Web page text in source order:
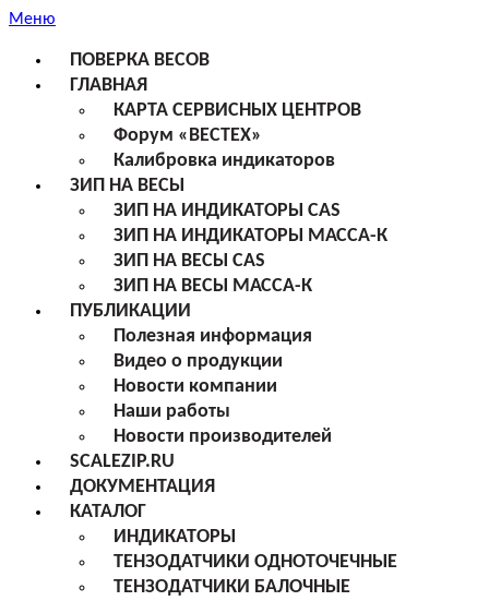
Меню
ПОВЕРКА ВЕСОВ
ГЛАВНАЯ
КАРТА СЕРВИСНЫХ ЦЕНТРОВ
Форум «ВЕСТЕХ»
Калибровка индикаторов
ЗИП НА ВЕСЫ
ЗИП НА ИНДИКАТОРЫ CAS
ЗИП НА ИНДИКАТОРЫ МАССА-К
ЗИП НА ВЕСЫ CAS
ЗИП НА ВЕСЫ МАССА-К
ПУБЛИКАЦИИ
Полезная информация
Видео о продукции
Новости компании
Наши работы
Новости производителей
SCALEZIP.RU
ДОКУМЕНТАЦИЯ
КАТАЛОГ
ИНДИКАТОРЫ
ТЕНЗОДАТЧИКИ ОДНОТОЧЕЧНЫЕ
ТЕНЗОДАТЧИКИ БАЛОЧНЫЕ